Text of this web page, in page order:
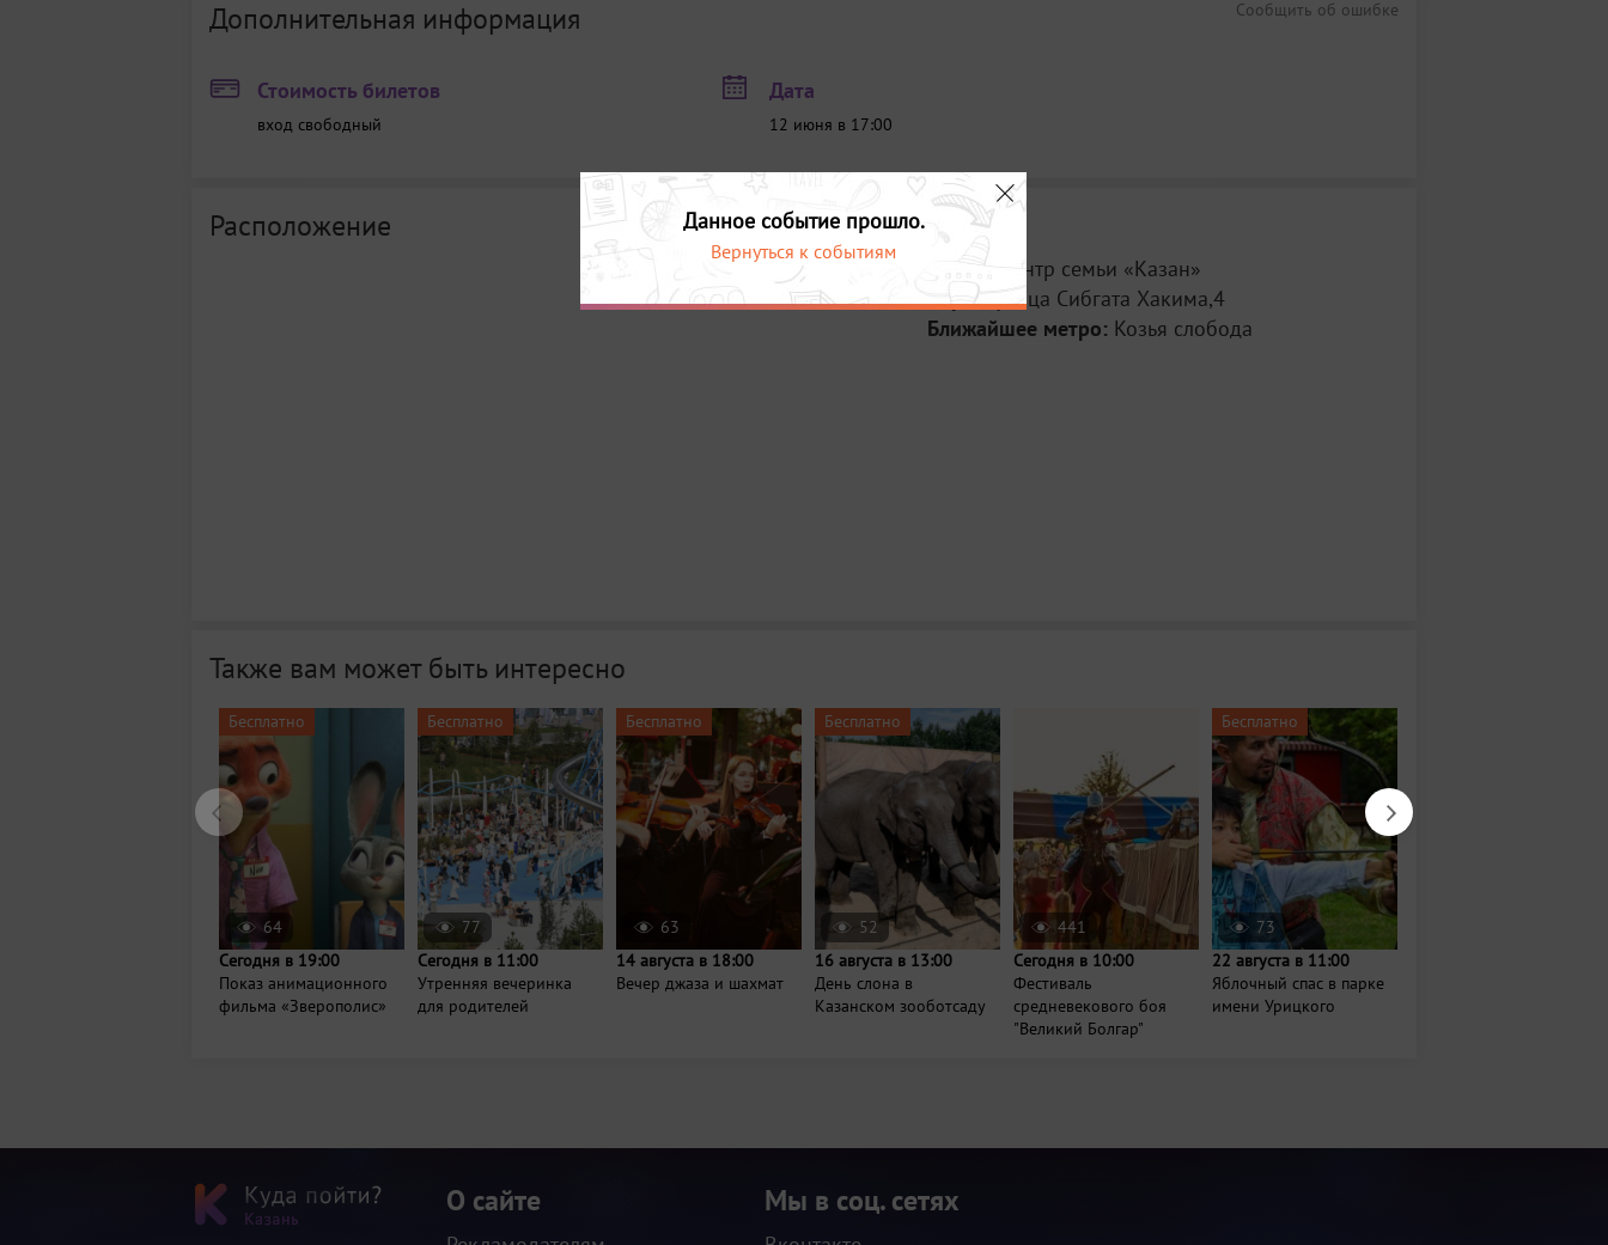
Сообщить об ошибке
Дополнительная информация
Стоимость билетов
вход свободный
Дата
12 июня в 17:00
Расположение
Место:
Центр семьи «Казан»
Адрес:улица Сибгата Хакима,4
Ближайшее метро: Козья слобода
Также вам может быть интересно
64
Бесплатно
Сегодня в 19:00
Показ анимационного
фильма «Зверополис»
77
Бесплатно
Сегодня в 11:00
Утренняя вечеринка
для родителей
63
Бесплатно
14 августа в 18:00
Вечер джаза и шахмат
52
Бесплатно
16 августа в 13:00
День слона в
Казанском зооботсаду
441
Сегодня в 10:00
Фестиваль
средневекового боя
"Великий Болгар"
73
Бесплатно
22 августа в 11:00
Яблочный спас в парке
имени Урицкого
Данное событие прошло.
Вернуться к событиям
О сайте Мы в соц. сетях